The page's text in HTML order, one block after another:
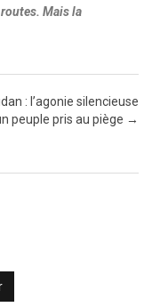
Mais la
: l’agonie silencieuse
peuple pris au piège →